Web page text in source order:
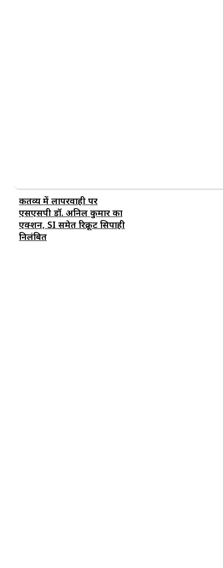
कर्तव्य में लापरवाही पर
एसएसपी डॉ. अनिल कुमार का
एक्शन, SI समेत रिक्रूट सिपाही
निलंबित